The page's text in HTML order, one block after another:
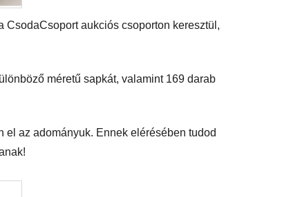
aukciós csoporton keresztül,
méretű sapkát, valamint 169 darab
az adományuk. Ennek elérésében tudod